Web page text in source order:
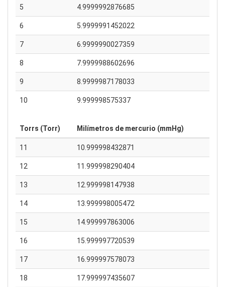
5 4.9999992876685
6 5.9999991452022
7 6.9999990027359
8 7.9999988602696
9 8.9999987178033
10 9.999998575337
Torrs (Torr) Milímetros de mercurio (mmHg)
11 10.999998432871
12 11.999998290404
13 12.999998147938
14 13.999998005472
15 14.999997863006
16 15.999997720539
17 16.999997578073
18 17.999997435607